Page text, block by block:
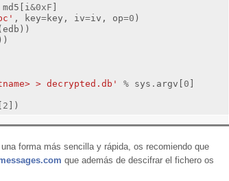
md5[i&0xF
, key=key, iv=iv, op=0 )
> decrypted.db' % sys . argv[ 0
2
forma más sencilla y rápida, os recomiendo que
que además de descifrar el fichero os